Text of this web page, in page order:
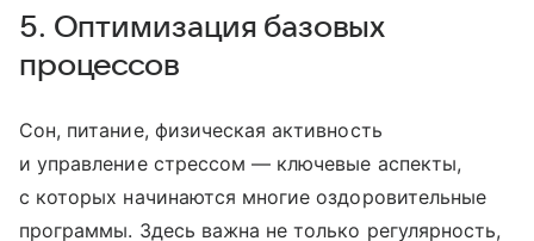
5. Оптимизация базовых
процессов
Сон, питание, физическая активность
и управление стрессом — ключевые аспекты,
с которых начинаются многие оздоровительные
программы. Здесь важна не только регулярность,